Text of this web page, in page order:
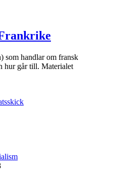
som handlar om fransk
hur går till. Materialet